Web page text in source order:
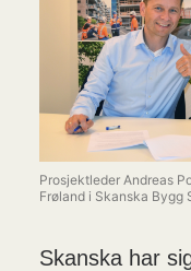
Prosjektleder Andreas
Frøland i Skanska Bygg
Skanska har